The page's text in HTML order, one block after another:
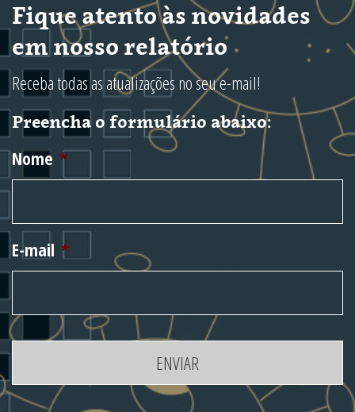
Fique atento às novidades
em nosso relatório
Receba todas as atualizações no seu e-mail!
Preencha o formulário abaixo:
Nome *
E-mail *